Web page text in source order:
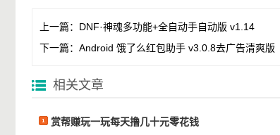
上一篇： DNF·神魂多功能+全自动手自动版 v1.14
下一篇： Android 饿了么红包助手 v3.0.8去广告清爽版
相关文章
赏帮赚玩一玩每天撸几十元零花钱